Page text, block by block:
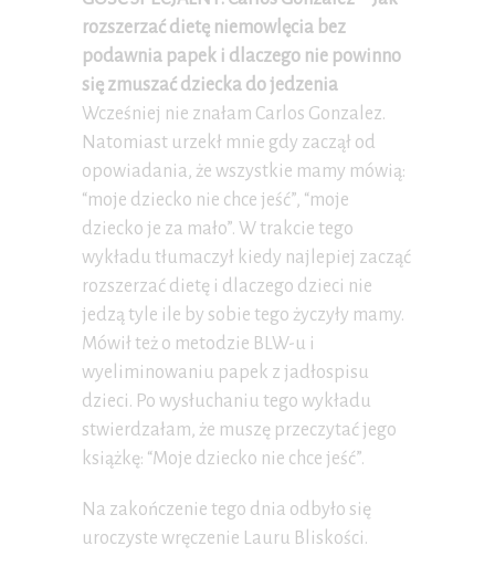
rozszerzać dietę niemowlęcia bez
podawnia papek i dlaczego nie powinno
się zmuszać dziecka do jedzenia
Wcześniej nie znałam Carlos Gonzalez.
Natomiast urzekł mnie gdy zaczął od
opowiadania, że wszystkie mamy mówią:
“moje dziecko nie chce jeść”, “moje
dziecko je za mało”. W trakcie tego
wykładu tłumaczył kiedy najlepiej zacząć
rozszerzać dietę i dlaczego dzieci nie
jedzą tyle ile by sobie tego życzyły mamy.
Mówił też o metodzie BLW-u i
wyeliminowaniu papek z jadłospisu
dzieci. Po wysłuchaniu tego wykładu
stwierdzałam, że muszę przeczytać jego
książkę: “Moje dziecko nie chce jeść”.
Na zakończenie tego dnia odbyło się
uroczyste wręczenie Lauru Bliskości.